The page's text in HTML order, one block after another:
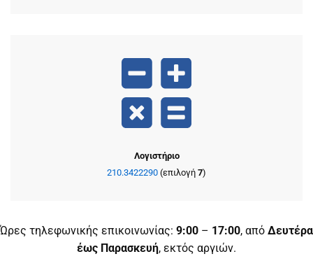
Λογιστήριο
210.3422290 (επιλογή 7)
Ώρες τηλεφωνικής επικοινωνίας: 9:00 – 17:00, από Δευτέρα
έως Παρασκευή, εκτός αργιών.